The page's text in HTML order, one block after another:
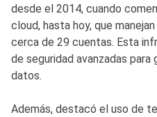
desde el 2014, cuando
cloud, hasta hoy, que
cerca de 29 cuentas. Esta
de seguridad avanzadas
datos.
Además, destacó el uso de